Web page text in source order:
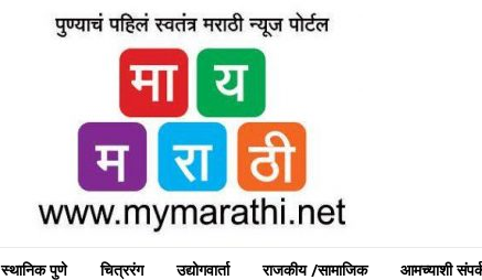
स्थानिक पुणे चित्ररंग उद्योगवार्ता राजकीय /सामाजिक आमच्याशी